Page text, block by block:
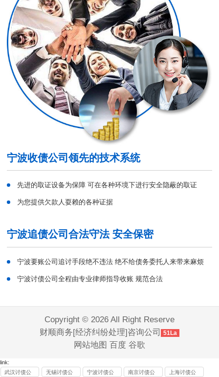
宁波收债公司领先的技术系统
先进的取证设备为保障 可在各种环境下进行安全隐蔽的取证
为您提供欠款人耍赖的各种证据
宁波追债公司合法守法 安全保密
宁波要账公司追讨手段绝不违法 绝不给债务委托人来带来麻烦
宁波讨债公司全程由专业律师指导收账 规范合法
Copyright © 2026 All Right Reserve
财顺商务[经济纠纷处理]咨询公司
51La
网站地图 百度 谷歌
link:
武汉讨债公
无锡讨债公 宁波讨债公 南京讨债公 上海讨债公